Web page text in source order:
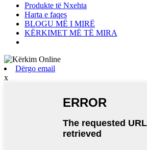
Produkte të Nxehta
Harta e faqes
BLOGU MË I MIRË
KËRKIMET MË TË MIRA
Dërgo email
x